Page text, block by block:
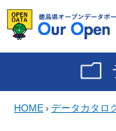
HOME› データカタロ